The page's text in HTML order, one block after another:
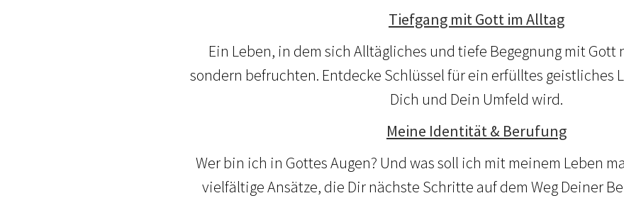
Tiefgang mit Gott im Alltag
Ein Leben, in dem sich Alltägliches und tiefe Begegnung mit
sondern befruchten. Entdecke Schlüssel für ein erfülltes geistliches
Dich und Dein Umfeld wird.
Meine Identität & Berufung
Wer bin ich in Gottes Augen? Und was soll ich mit meinem Leben
vielfältige Ansätze, die Dir nächste Schritte auf dem Weg Deiner